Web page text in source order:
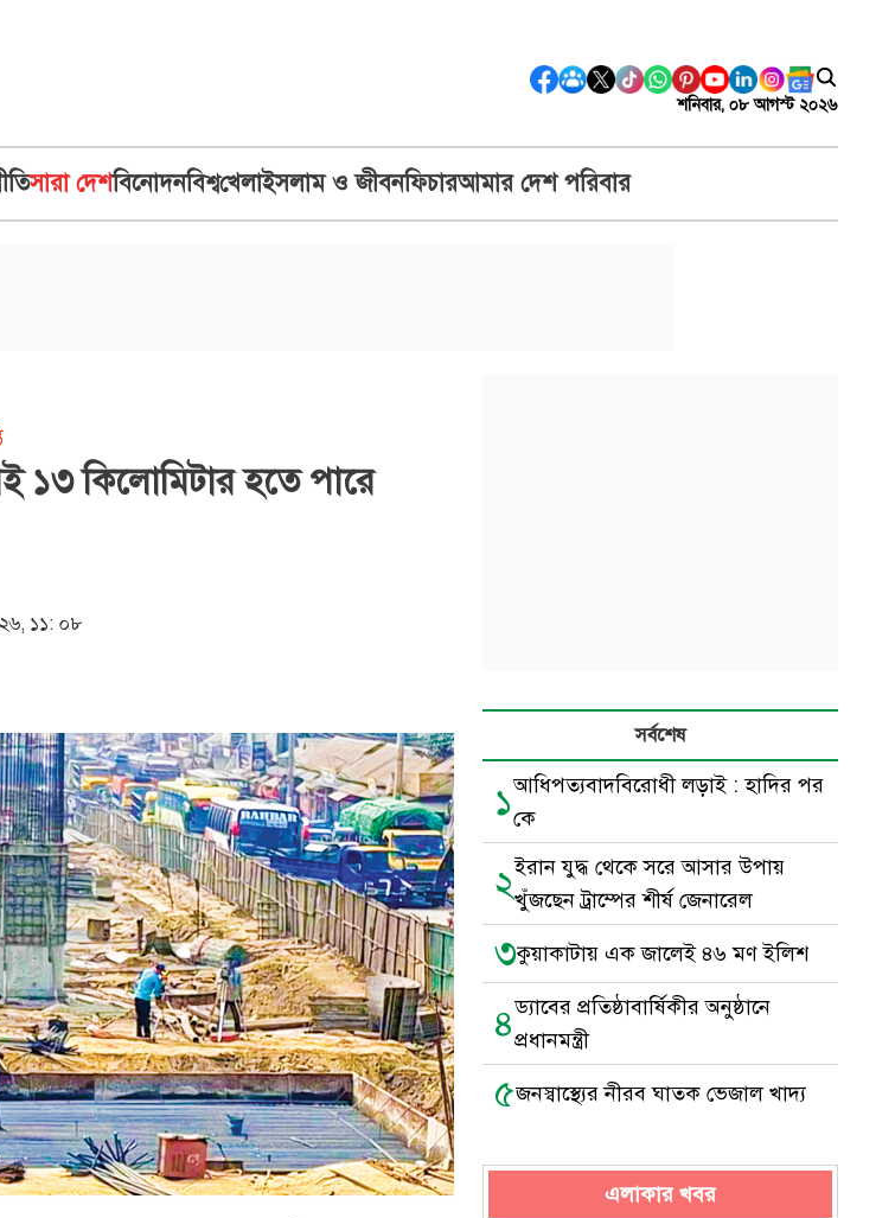
শনিবার, ০৮ আগস্ট ২০২৬
সারা দেশবিনোদনবিশ্বখেলাইসলাম ও জীবনফিচারআমার দেশ পরিবার
১৩ কিলোমিটার হতে পারে
১১: ০৮
সর্বশেষ
১আধিপত্যবাদবিরোধী লড়াই : হাদির পর
কে
২ইরান যুদ্ধ থেকে সরে আসার উপায়
খুঁজছেন ট্রাম্পের শীর্ষ জেনারেল
৩কুয়াকাটায় এক জালেই ৪৬ মণ ইলিশ
৪ড্যাবের প্রতিষ্ঠাবার্ষিকীর অনুষ্ঠানে
প্রধানমন্ত্রী
৫জনস্বাস্থ্যের নীরব ঘাতক ভেজাল খাদ্য
এলাকার খবর